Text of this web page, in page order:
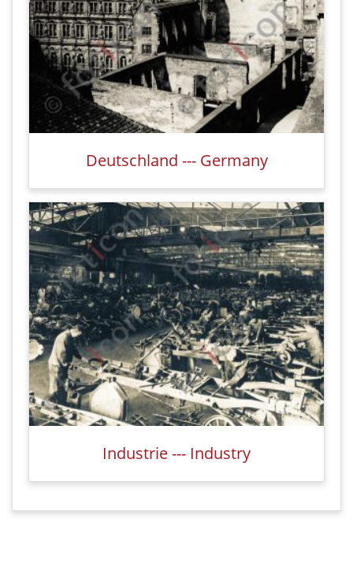
Deutschland --- Germany
Industrie --- Industry